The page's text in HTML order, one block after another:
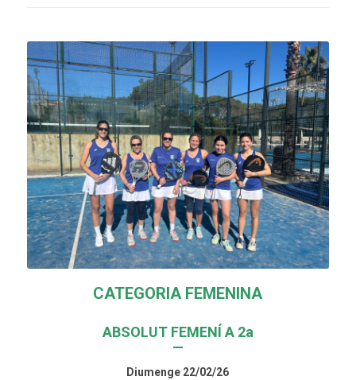
CATEGORIA FEMENINA
ABSOLUT FEMENÍ A 2a
—
Diumenge 22/02/26